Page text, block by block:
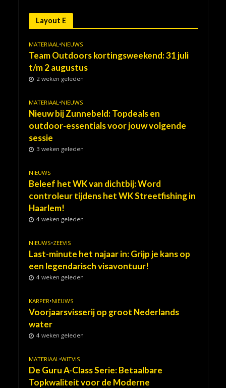
Layout E
MATERIAAL•NIEUWS
Team Outdoors kortingsweekend: 31 juli
t/m 2 augustus
2 weken geleden
MATERIAAL•NIEUWS
Nieuw bij Zunnebeld: Topdeals en
outdoor-essentials voor jouw volgende
sessie
3 weken geleden
NIEUWS
Beleef het WK van dichtbij: Word
controleur tijdens het WK Streetfishing in
Haarlem!
4 weken geleden
NIEUWS•ZEEVIS
Last-minute het najaar in: Grijp je kans op
een legendarisch visavontuur!
4 weken geleden
KARPER•NIEUWS
Voorjaarsvisserij op groot Nederlands
water
4 weken geleden
MATERIAAL•WITVIS
De Guru A-Class Serie: Betaalbare
Topkwaliteit voor de Moderne